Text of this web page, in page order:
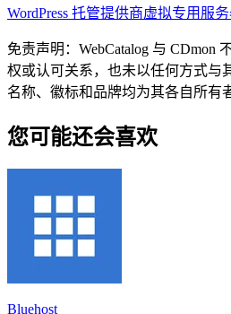
WordPress 托管提供商虚拟专用服
免责声明：WebCatalog 与 CDmon
权或认可关系，也未以任何方式与
名称、徽标和品牌均为其各自所有
您可能还会喜欢
Bluehost